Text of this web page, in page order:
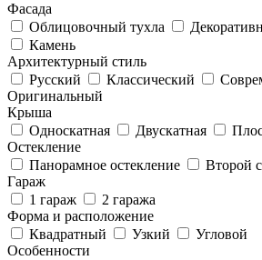
Фасада
Облицовочный тухла
Камень
Архитектурный стиль
Русский
Классический
Оригинальный
Крыша
Односкатная
Двускатная
Остекление
Панорамное остекление
Второй
Гараж
1 гараж
2 гаража
Форма и расположение
Квадратный
Узкий
Угловой
Особенности